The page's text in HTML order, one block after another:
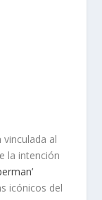
vinculada al
la intención
icónicos del